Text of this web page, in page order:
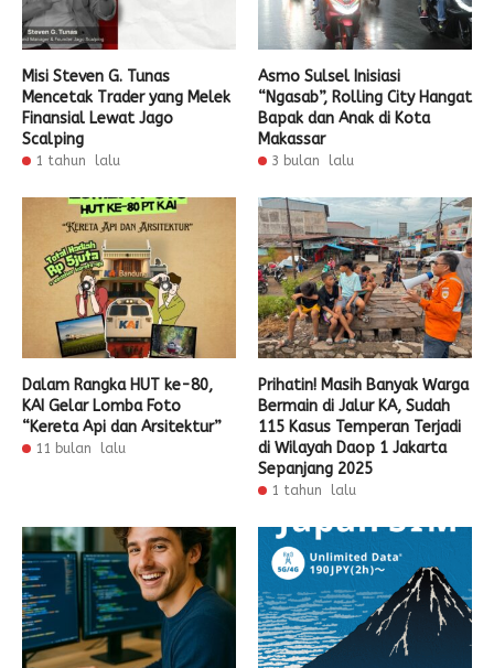
Misi Steven G. Tunas
Mencetak Trader yang Melek
Finansial Lewat Jago
Scalping
1 tahun lalu
Asmo Sulsel Inisiasi
“Ngasab”, Rolling City Hangat
Bapak dan Anak di Kota
Makassar
3 bulan lalu
Dalam Rangka HUT ke-80,
KAI Gelar Lomba Foto
“Kereta Api dan Arsitektur”
11 bulan lalu
Prihatin! Masih Banyak Warga
Bermain di Jalur KA, Sudah
115 Kasus Temperan Terjadi
di Wilayah Daop 1 Jakarta
Sepanjang 2025
1 tahun lalu